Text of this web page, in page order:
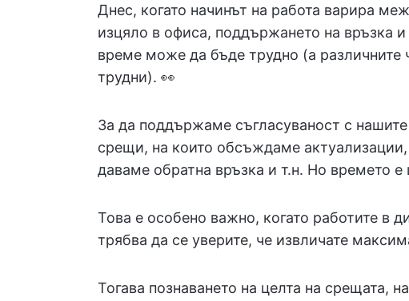
Днес, когато начинът на работа варира
изцяло в офиса, поддържането на връзка
време може да бъде трудно (а различните
трудни). 👀
За да поддържаме съгласуваност с
срещи, на които обсъждаме
даваме обратна връзка и т.н. Но времето е
Това е особено важно, когато работите в
трябва да се уверите, че извличате
Тогава познаването на целта на срещата,